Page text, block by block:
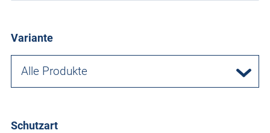
Variante
Alle Produkte
Schutzart